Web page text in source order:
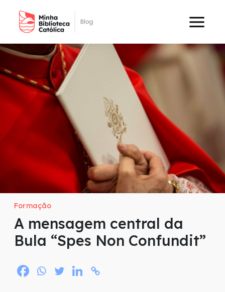
Formação
A mensagem central da
Bula “Spes Non Confundit”